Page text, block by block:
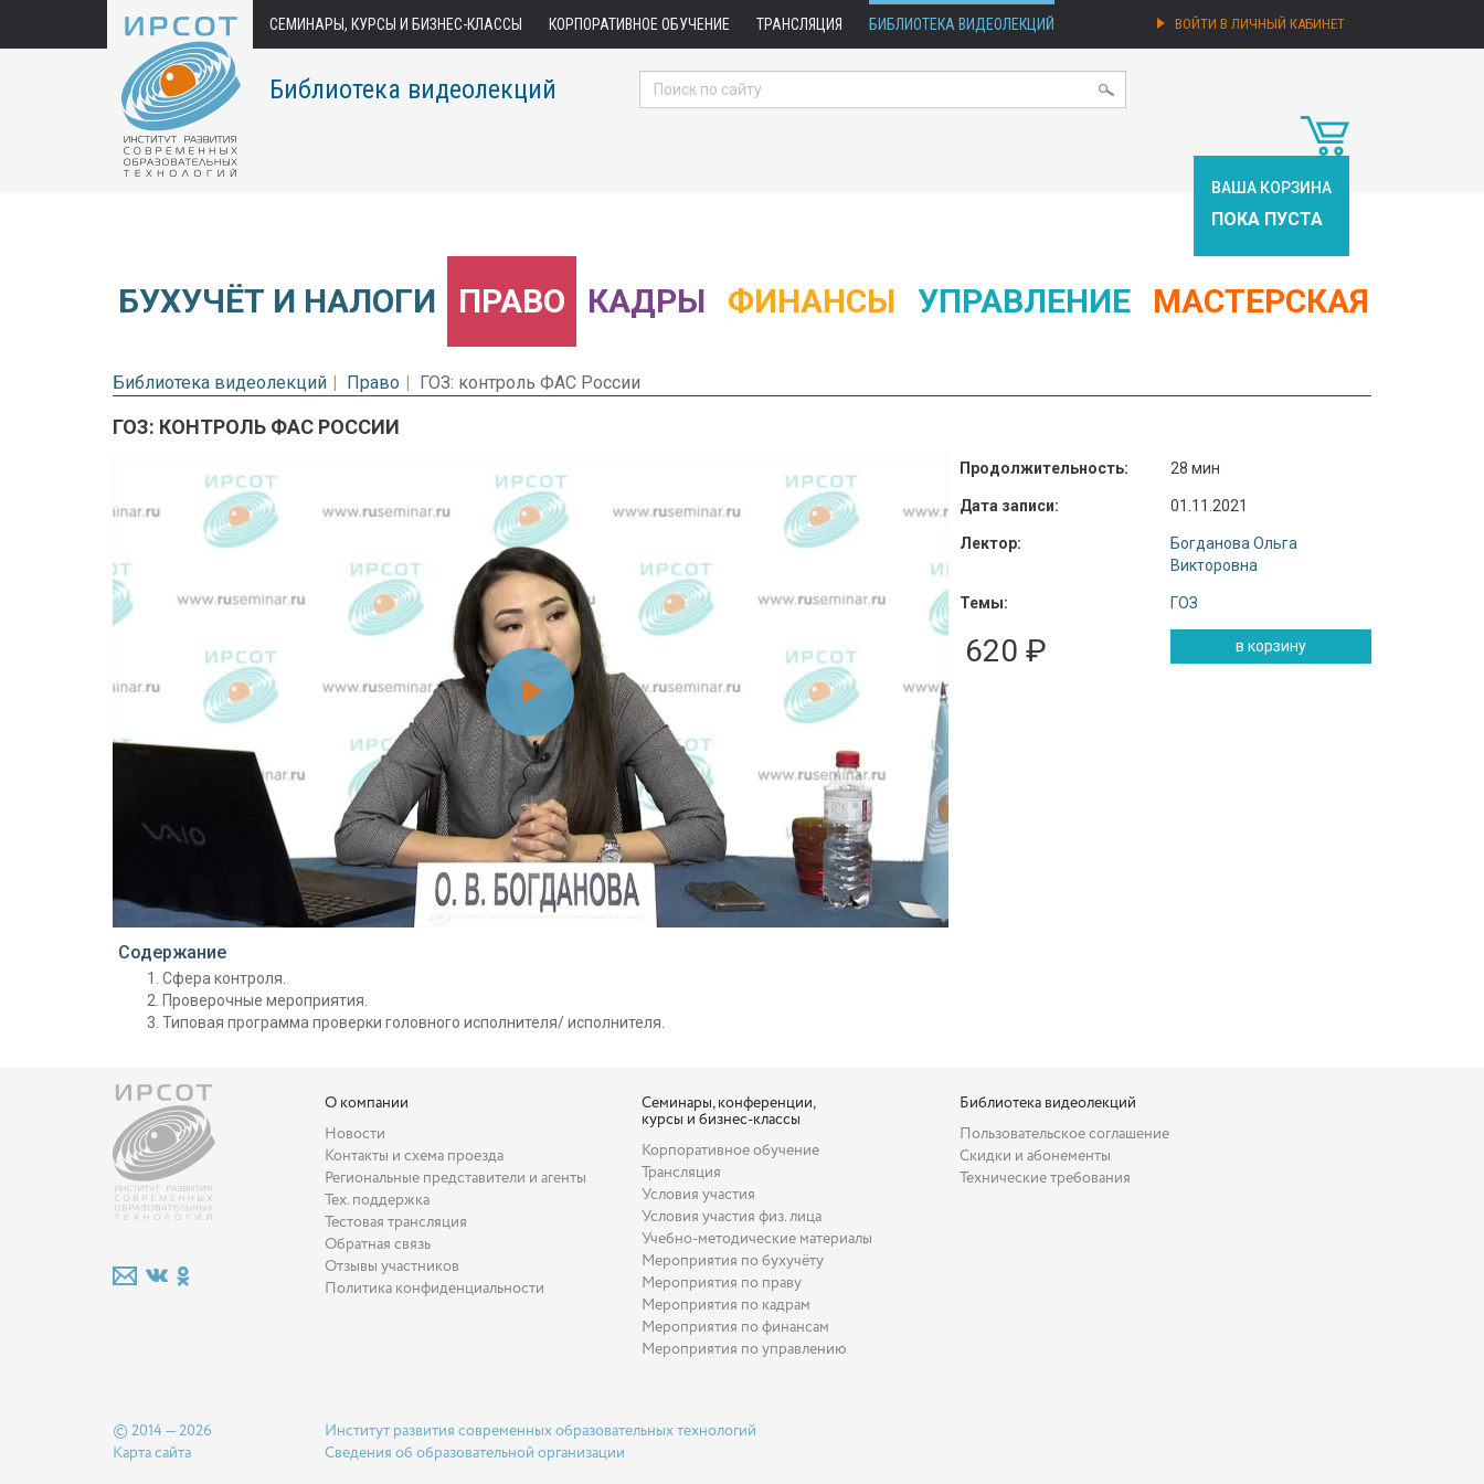
СЕМИНАРЫ, КУРСЫ И БИЗНЕС-КЛАССЫ КОРПОРАТИВНОЕ ОБУЧЕНИЕ ТРАНСЛЯЦИЯ БИБЛИОТЕКА ВИДЕОЛЕКЦИЙ ВОЙТИ В ЛИЧНЫЙ КАБИНЕТ
Библиотека видеолекций
ВАША КОРЗИНА
ПОКА ПУСТА
БУХУЧЁТ И НАЛОГИ ПРАВО КАДРЫ ФИНАНСЫ УПРАВЛЕНИЕ МАСТЕРСКАЯ
Библиотека видеолекций Право ГОЗ: контроль ФАС России
ГОЗ: КОНТРОЛЬ ФАС РОССИИ
Предварительный просмотр. Фрагмент
Воспроизвести
видео
Продолжительность: 28 мин
Дата записи: 01.11.2021
Лектор:
Богданова Ольга
Викторовна
Темы: ГОЗ
620 ₽
Содержание
Сфера контроля.
Проверочные мероприятия.
Типовая программа проверки головного исполнителя/ исполнителя.
О компании
Новости
Контакты и схема проезда
Региональные представители и агенты
Тех. поддержка
Тестовая трансляция
Обратная связь
Отзывы участников
Политика конфиденциальности
Семинары, конференции,
курсы и бизнес-классы
Корпоративное обучение
Трансляция
Условия участия
Условия участия физ. лица
Учебно-методические материалы
Мероприятия по бухучёту
Мероприятия по праву
Мероприятия по кадрам
Мероприятия по финансам
Мероприятия по управлению
Библиотека видеолекций
Пользовательское соглашение
Скидки и абонементы
Технические требования
© 2014 — 2026
Карта сайта
Институт развития современных образовательных технологий
Сведения об образовательной организации